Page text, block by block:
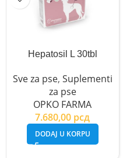
Hepatosil L 30tbl
Sve za pse, Suplementi
za pse
OPKO FARMA
7.680,00 рсд
DODAJ U KORPU